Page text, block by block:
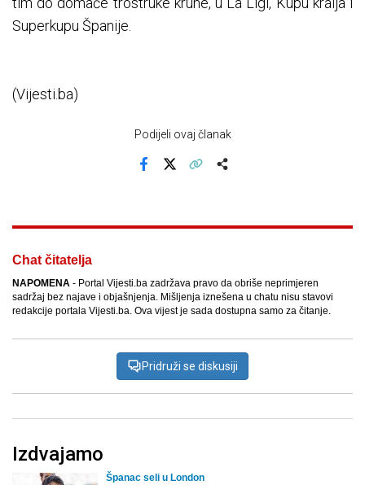
Superkupu Španije.
(Vijesti.ba)
Podijeli ovaj članak
Chat čitatelja
NAPOMENA - Portal Vijesti.ba zadržava pravo da obriše neprimjeren
sadržaj bez najave i objašnjenja. Mišljenja iznešena u chatu nisu stavovi
redakcije portala Vijesti.ba. Ova vijest je sada dostupna samo za čitanje.
Pridruži se diskusiji
Izdvajamo
Španac seli u London